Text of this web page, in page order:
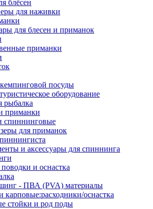
блёсен
для наживки
для блесен и приманок
приманки
посуды
оборудование
рыбалка
приманки
спиннинговые
для приманок
и аксессуары для спиннинга
и оснастка
- ПВА (PVA) материалы
оснастка
стойки и род поды